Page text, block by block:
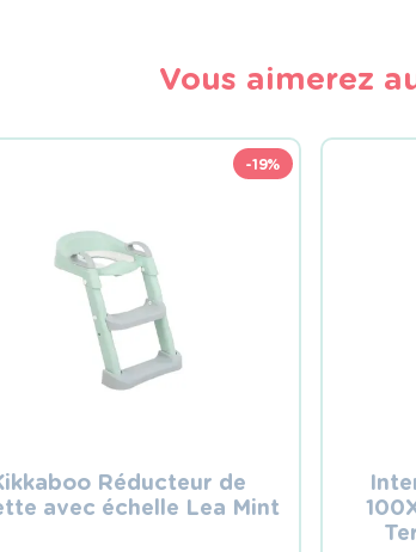
Vous aimerez
-19%
Réducteur de
avec échelle Lea Mint